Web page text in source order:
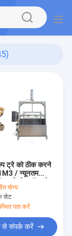
ट्रे को ठीक करने
/ न्यूनतम
मोल्डेड हॉट प्रेस
योग्य
सेट
पता करें
संपर्क करें